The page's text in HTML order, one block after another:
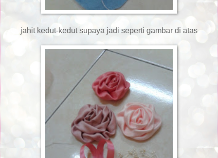
jahit kedut-kedut supaya jadi seperti gambar di atas